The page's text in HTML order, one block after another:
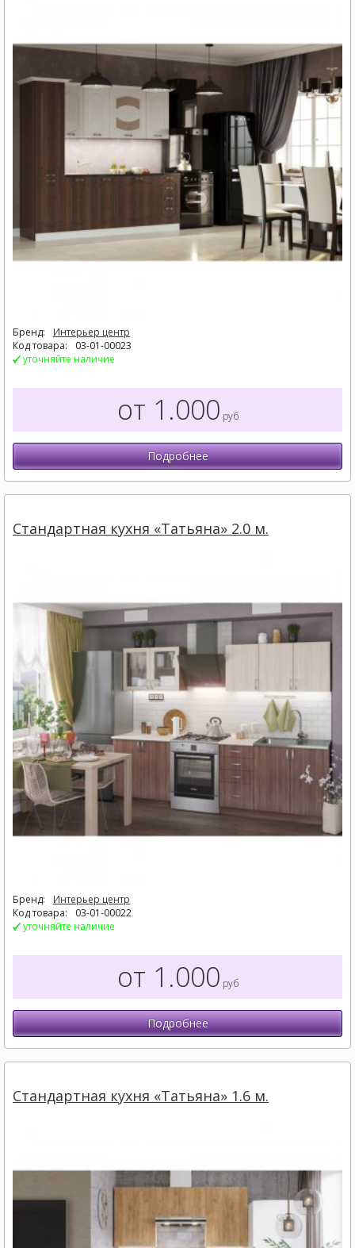
Бренд:
Интерьер центр
Код товара:
03-01-00023
уточняйте наличие
от 1.000 руб
Подробнее
Стандартная кухня «Татьяна» 2.0 м.
Бренд:
Интерьер центр
Код товара:
03-01-00022
уточняйте наличие
от 1.000 руб
Подробнее
Стандартная кухня «Татьяна» 1.6 м.